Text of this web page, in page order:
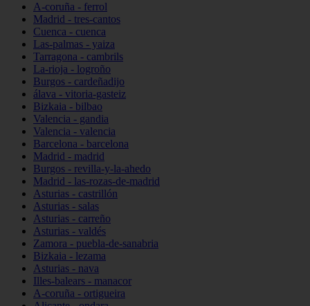
A-coruña - ferrol
Madrid - tres-cantos
Cuenca - cuenca
Las-palmas - yaiza
Tarragona - cambrils
La-rioja - logroño
Burgos - cardeñadijo
álava - vitoria-gasteiz
Bizkaia - bilbao
Valencia - gandia
Valencia - valencia
Barcelona - barcelona
Madrid - madrid
Burgos - revilla-y-la-ahedo
Madrid - las-rozas-de-madrid
Asturias - castrillón
Asturias - salas
Asturias - carreño
Asturias - valdés
Zamora - puebla-de-sanabria
Bizkaia - lezama
Asturias - nava
Illes-balears - manacor
A-coruña - ortigueira